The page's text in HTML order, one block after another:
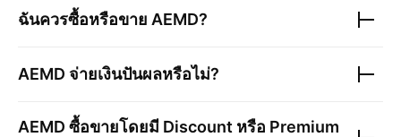
ฉันควรซื้อหรือขาย AEMD?
AEMD จ่ายเงินปันผลหรือไม่?
AEMD ซื้อขายโดยมี Discount หรือ Premium